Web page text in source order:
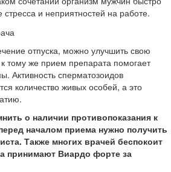
стресса и неприятностей на работе.
отпуска, можно улучшить свою
к тому же прием препарата помогает
Активность сперматозоидов
количество живых особей, а это
о наличии противопоказания к
началом приема нужно получить
Также многих врачей беспокоит
принимают Виардо форте за